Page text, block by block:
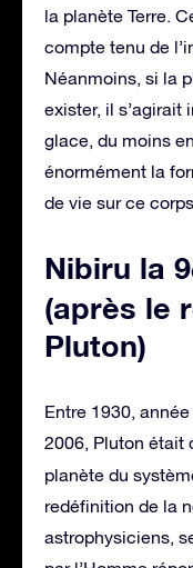
la planète Terre.
compte tenu de
Néanmoins, si la
exister, il s’agirait
glace, du moins
énormément la
de vie sur ce
Nibiru la 9
(après le
Pluton)
Entre 1930,
2006, Pluton était
planète du
redéfinition de la
astrophysiciens,